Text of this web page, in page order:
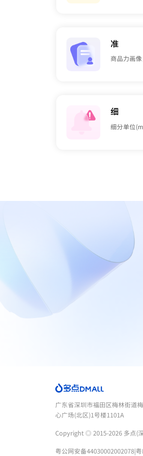
准
商品力画
细
细分单位
广东省深圳市福田区梅林街道
心广场(北区)1号楼1101A
Copyright ◎ 2015-2026 多点(
粤公网安备44030002002078|